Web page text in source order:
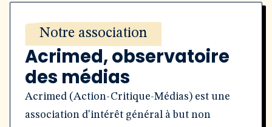
Notre association
Acrimed, observatoire
des médias
Acrimed (Action-Critique-Médias) est une
association d'intérêt général à but non